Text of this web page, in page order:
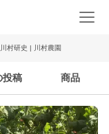
川村研史 | 川村農園
投稿 商品